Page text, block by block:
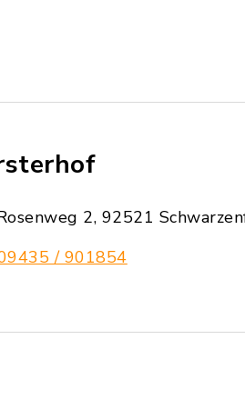
2, 92521
/ 901854